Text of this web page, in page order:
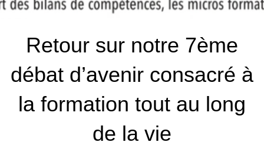
Retour sur notre 7ème
débat d’avenir consacré à
la formation tout au long
de la vie